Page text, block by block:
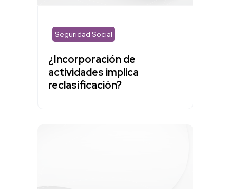
Seguridad Social
¿Incorporación de
actividades implica
reclasificación?